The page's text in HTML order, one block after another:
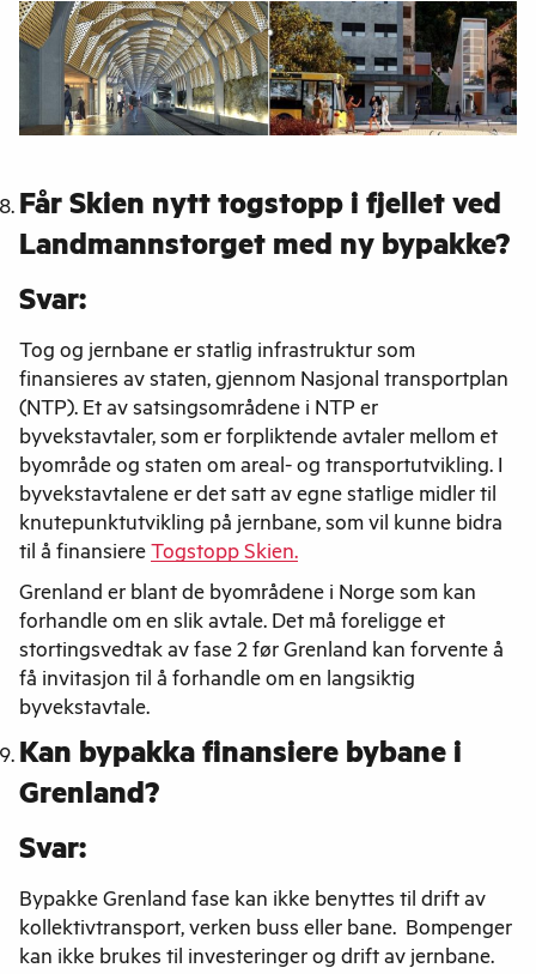
Får Skien nytt togstopp i fjellet ved
Landmannstorget med ny bypakke?
Svar:
Tog og jernbane er statlig infrastruktur som
finansieres av staten, gjennom Nasjonal transportplan
(NTP). Et av satsingsområdene i NTP er
byvekstavtaler, som er forpliktende avtaler mellom et
byområde og staten om areal- og transportutvikling. I
byvekstavtalene er det satt av egne statlige midler til
knutepunktutvikling på jernbane, som vil kunne bidra
til å finansiere Togstopp Skien.
Grenland er blant de byområdene i Norge som kan
forhandle om en slik avtale. Det må foreligge et
stortingsvedtak av fase 2 før Grenland kan forvente å
få invitasjon til å forhandle om en langsiktig
byvekstavtale.
Kan bypakka finansiere bybane i
Grenland?
Svar:
Bypakke Grenland fase kan ikke benyttes til drift av
kollektivtransport, verken buss eller bane. Bompenger
kan ikke brukes til investeringer og drift av jernbane.